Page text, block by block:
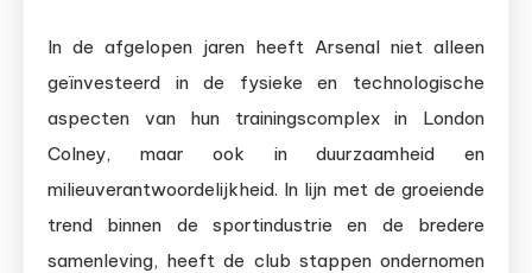
In de afgelopen jaren heeft Arsenal niet alleen
geïnvesteerd in de fysieke en technologische
aspecten van hun trainingscomplex in London
Colney, maar ook in duurzaamheid en
milieuverantwoordelijkheid. In lijn met de groeiende
trend binnen de sportindustrie en de bredere
samenleving, heeft de club stappen ondernomen